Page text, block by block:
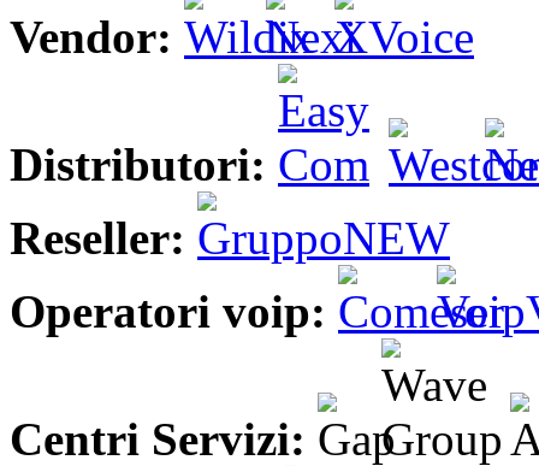
Vendor:
Distributori:
Reseller:
Operatori voip:
Centri Servizi: